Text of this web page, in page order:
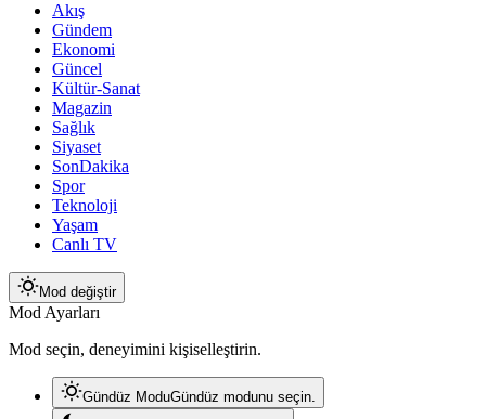
Akış
Gündem
Ekonomi
Güncel
Kültür-Sanat
Magazin
Sağlık
Siyaset
SonDakika
Spor
Teknoloji
Yaşam
Canlı TV
Mod değiştir
Mod Ayarları
Mod seçin, deneyimini kişiselleştirin.
Gündüz ModuGündüz modunu seçin.